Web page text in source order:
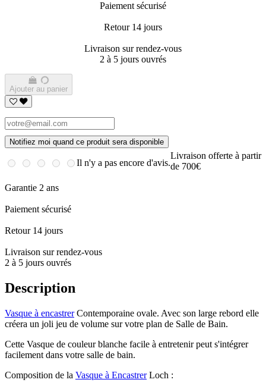
Paiement sécurisé
Retour 14 jours
Livraison sur rendez-vous
2 à 5 jours ouvrés
Ajouter au panier
Notifiez moi quand ce produit sera disponible
Il n'y a pas encore d'avis.
Livraison offerte à partir
de 700€
Garantie 2 ans
Paiement sécurisé
Retour 14 jours
Livraison sur rendez-vous
2 à 5 jours ouvrés
Description
Vasque à encastrerContemporaine ovale. Avec son large rebord elle
créera un joli jeu de volume sur votre plan de Salle de Bain.
Cette Vasque de couleur blanche facile à entretenir peut s'intégrer
facilement dans votre salle de bain.
Composition de la Vasque à EncastrerLoch :